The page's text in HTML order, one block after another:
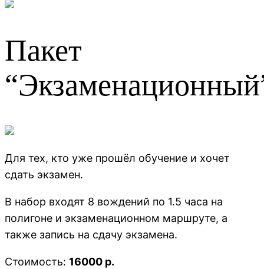
Пакет
Для тех, кто уже прошёл обучение и хочет
сдать экзамен.
В набор входят 8 вождений по 1.5 часа на
полигоне и экзаменационном маршруте, а
также запись на сдачу экзамена.
Стоимость: 16000 р.